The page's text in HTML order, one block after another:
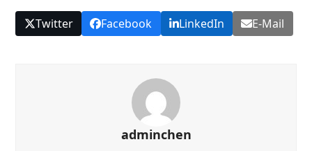
Twitter Facebook LinkedIn E-Mail
adminchen